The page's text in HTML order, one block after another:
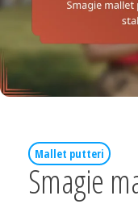
Mallet putteri
Smagie